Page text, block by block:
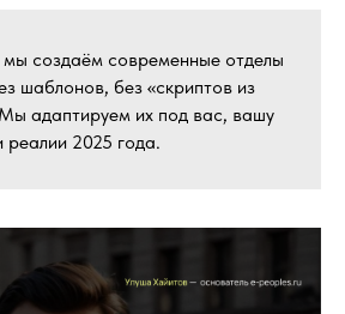
мы создаём современные отделы
шаблонов, без «скриптов из
адаптируем их под вас, вашу
реалии 2025 года.